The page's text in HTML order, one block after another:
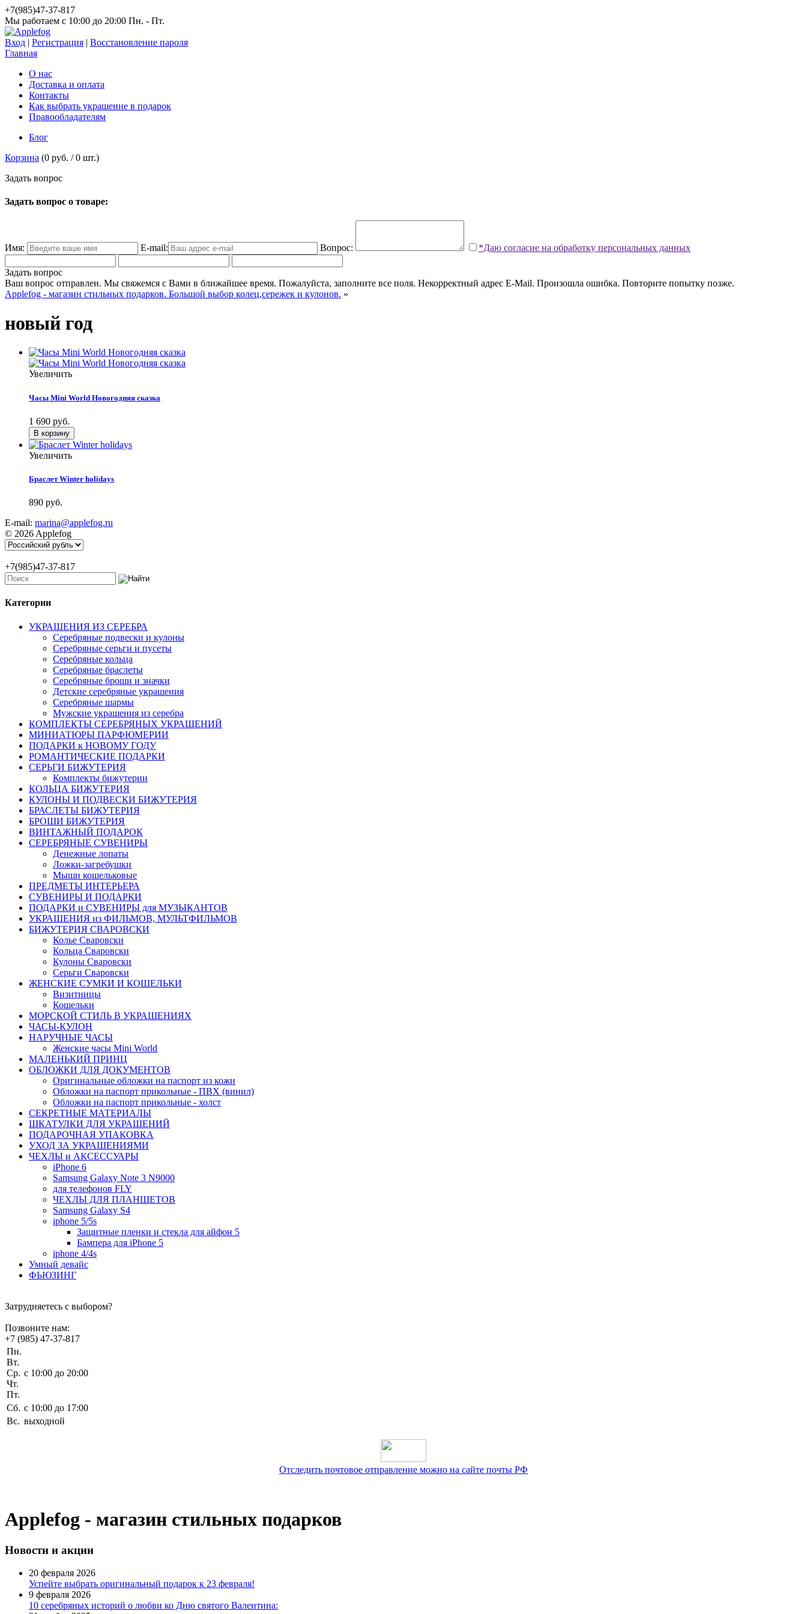
+7(985)47-37-817
Мы работаем c 10:00 до 20:00 Пн. - Пт.
Вход | Регистрация | Восстановление пароля
Главная
О нас
Доставка и оплата
Контакты
Как выбрать украшение в подарок
Правообладателям
Блог
Корзина (0 руб. /0 шт.)
Задать вопрос
Задать вопрос о товаре:
Имя: E-mail: Вопрос: *Даю согласие на обработку персональных данных
Задать вопрос
Ваш вопрос отправлен. Мы свяжемся с Вами в ближайшее время. Пожалуйста, заполните все поля. Некорректный адрес E-Mail. Произошла ошибка. Повторите попытку позже.
Applefog - магазин стильных подарков. Большой выбор колец,сережек и кулонов. »
новый год
Увеличить
Часы Mini World Новогодняя сказка
1 690 руб.
Увеличить
Браслет Winter holidays
890 руб.
E-mail: marina@applefog.ru
© 2026 Applefog
+7(985)47-37-817
Категории
УКРАШЕНИЯ ИЗ СЕРЕБРА
Серебряные подвески и кулоны
Серебряные серьги и пусеты
Серебряные кольца
Серебряные браслеты
Серебряные броши и значки
Детские серебряные украшения
Серебряные шармы
Мужские украшения из серебра
КОМПЛЕКТЫ СЕРЕБРЯНЫХ УКРАШЕНИЙ
МИНИАТЮРЫ ПАРФЮМЕРИИ
ПОДАРКИ к НОВОМУ ГОДУ
РОМАНТИЧЕСКИЕ ПОДАРКИ
СЕРЬГИ БИЖУТЕРИЯ
Комплекты бижутерии
КОЛЬЦА БИЖУТЕРИЯ
КУЛОНЫ И ПОДВЕСКИ БИЖУТЕРИЯ
БРАСЛЕТЫ БИЖУТЕРИЯ
БРОШИ БИЖУТЕРИЯ
ВИНТАЖНЫЙ ПОДАРОК
СЕРЕБРЯНЫЕ СУВЕНИРЫ
Денежные лопаты
Ложки-загребушки
Мыши кошельковые
ПРЕДМЕТЫ ИНТЕРЬЕРА
СУВЕНИРЫ И ПОДАРКИ
ПОДАРКИ и СУВЕНИРЫ для МУЗЫКАНТОВ
УКРАШЕНИЯ из ФИЛЬМОВ, МУЛЬТФИЛЬМОВ
БИЖУТЕРИЯ СВАРОВСКИ
Колье Сваровски
Кольца Сваровски
Кулоны Сваровски
Серьги Сваровски
ЖЕНСКИЕ СУМКИ И КОШЕЛЬКИ
Визитницы
Кошельки
МОРСКОЙ СТИЛЬ В УКРАШЕНИЯХ
ЧАСЫ-КУЛОН
НАРУЧНЫЕ ЧАСЫ
Женские часы Mini World
МАЛЕНЬКИЙ ПРИНЦ
ОБЛОЖКИ ДЛЯ ДОКУМЕНТОВ
Оригинальные обложки на паспорт из кожи
Обложки на паспорт прикольные - ПВХ (винил)
Обложки на паспорт прикольные - холст
СЕКРЕТНЫЕ МАТЕРИАЛЫ
ШКАТУЛКИ ДЛЯ УКРАШЕНИЙ
ПОДАРОЧНАЯ УПАКОВКА
УХОД ЗА УКРАШЕНИЯМИ
ЧEХЛЫ и АКСЕССУАРЫ
iPhone 6
Samsung Galaxy Note 3 N9000
для телефонов FLY
ЧЕХЛЫ ДЛЯ ПЛАНШЕТОВ
Samsung Galaxy S4
iphone 5/5s
Защитные пленки и стекла для айфон 5
Бампера для iPhone 5
iphone 4/4s
Умный девайс
ФЬЮЗИНГ
Затрудняетесь с выбором?
Позвоните нам:
+7 (985) 47-37-817
Пн.
Вт.
Ср.
Чт.
Пт.
c 10:00 до 20:00
Сб. c 10:00 до 17:00
Вс. выходной
Отследить почтовое отправление можно на сайте почты РФ
Applefog - магазин стильных подарков
Новости и акции
20 февраля 2026
Успейте выбрать оригинальный подарок к 23 февраля!
9 февраля 2026
10 серебряных историй о любви ко Дню святого Валентина: